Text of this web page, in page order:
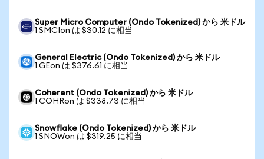
Super Micro Computer (Ondo Tokenized) から 米ドル
1 SMCIon は $30.12 に相当
General Electric (Ondo Tokenized) から 米ドル
1 GEon は $376.61 に相当
Coherent (Ondo Tokenized) から 米ドル
1 COHRon は $338.73 に相当
Snowflake (Ondo Tokenized) から 米ドル
1 SNOWon は $319.25 に相当